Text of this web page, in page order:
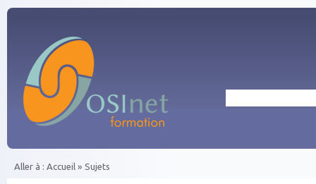
Aller au contenu principal
Aller à : Accueil » Sujets